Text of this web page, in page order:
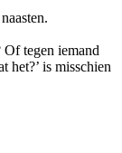
Of tegen iemand
het?’ is misschien